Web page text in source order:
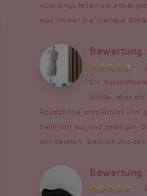
Allerdings fallen sie etwas
also immer die kleinere
Bewertung
Ein
Größe, aber
Absatzhöhe problemlos und
sieht toll aus und passt gut.
toll beraten, weil ich mit der...
Bewertung